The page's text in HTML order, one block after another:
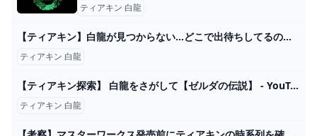
ティアキン 白龍
【ティアキン】白龍が見つからない…どこで出待ちしてるのがいいんだ？｜ぽちぽちゲーム速報
ティアキン 白龍
【ティアキン探索】 白龍をさがして【ゼルダの伝説】 - YouTube
ティアキン 白龍